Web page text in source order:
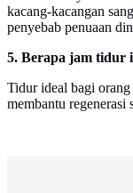
kacang-kacangan
penyebab penuaan
5. Berapa jam tidur
Tidur ideal bagi
membantu regenerasi